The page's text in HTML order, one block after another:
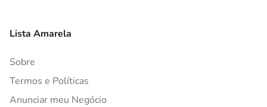
Lista Amarela
Sobre
Termos e Políticas
Anunciar meu Negócio